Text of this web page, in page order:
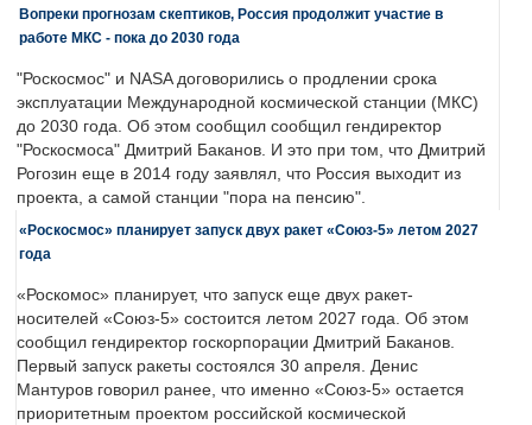
Вопреки прогнозам скептиков, Россия продолжит участие в
работе МКС - пока до 2030 года
"Роскосмос" и NASA договорились о продлении срока
эксплуатации Международной космической станции (МКС)
до 2030 года. Об этом сообщил сообщил гендиректор
"Роскосмоса" Дмитрий Баканов. И это при том, что Дмитрий
Рогозин еще в 2014 году заявлял, что Россия выходит из
проекта, а самой станции "пора на пенсию".
«Роскосмос» планирует запуск двух ракет «Союз-5» летом 2027
года
«Роскомос» планирует, что запуск еще двух ракет-
носителей «Союз-5» состоится летом 2027 года. Об этом
сообщил гендиректор госкорпорации Дмитрий Баканов.
Первый запуск ракеты состоялся 30 апреля. Денис
Мантуров говорил ранее, что именно «Союз-5» остается
приоритетным проектом российской космической